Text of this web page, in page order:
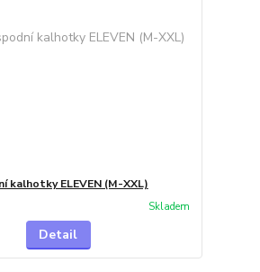
kalhotky ELEVEN (M-XXL)
Skladem
Detail